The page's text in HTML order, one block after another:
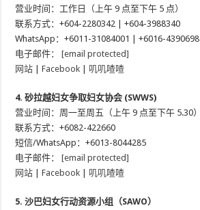
营业时间：工作日（上午 9 点至下午 5 点）
联系方式：+604-2280342 | +604-3988340
WhatsApp：+6011-31084001 | +6016-4390698
电子邮件：[email protected]
网站 |Facebook 叽叽喳喳
4. 砂拉越妇女争取妇女协会 (SWWS)
营业时间：周一至周五（上午 9 点至下午 5.30）
联系方式：+6082-422660
短信/WhatsApp：+6013-8044285
电子邮件：[email protected]
网站 |Facebook 叽叽喳喳
5. 沙巴妇女行动资源小组（SAWO）